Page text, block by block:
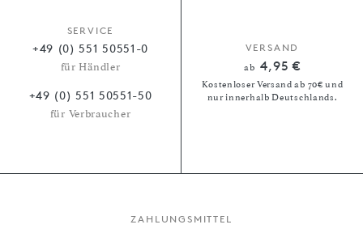
SERVICE
+49 (0) 551 50551-0
für Händler
+49 (0) 551 50551-50
für Verbraucher
VERSAND
ab 4,95 €
Kostenloser Versand ab 70€ und
nur innerhalb Deutschlands.
ZAHLUNGSMITTEL